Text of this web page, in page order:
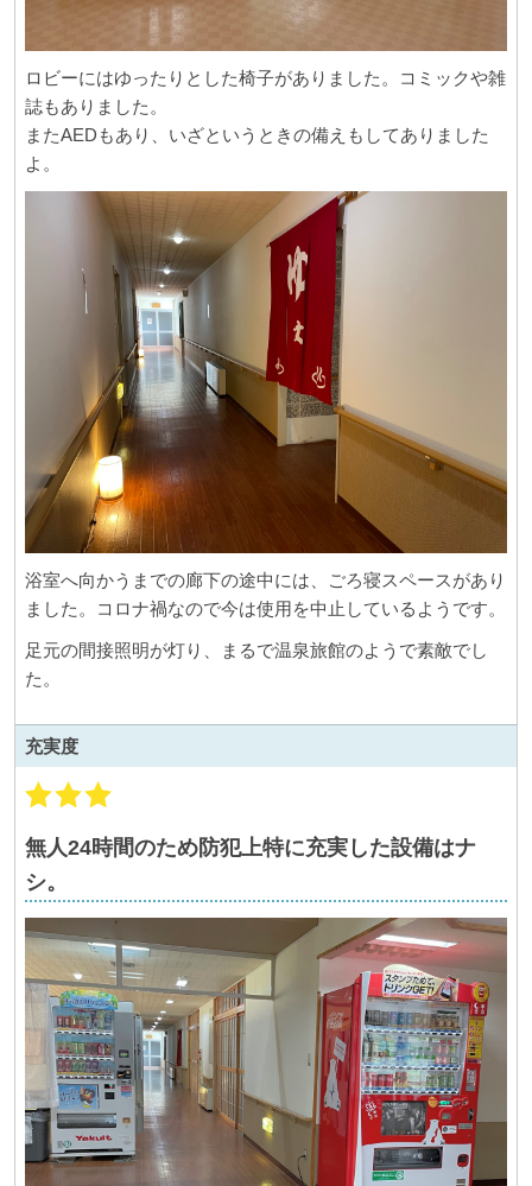
ロビーにはゆったりとした椅子がありました。コミックや雑
誌もありました。
またAEDもあり、いざというときの備えもしてありました
よ。
浴室へ向かうまでの廊下の途中には、ごろ寝スペースがあり
ました。コロナ禍なので今は使用を中止しているようです。
足元の間接照明が灯り、まるで温泉旅館のようで素敵でし
た。
充実度
無人24時間のため防犯上特に充実した設備はナ
シ。